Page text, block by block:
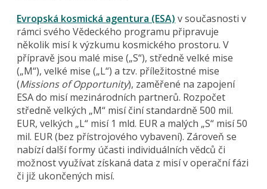
Evropská kosmická agentura (ESA) v současnosti v
rámci svého Vědeckého programu připravuje
několik misí k výzkumu kosmického prostoru. V
přípravě jsou malé mise („S“), středně velké mise
(„M“), velké mise („L“) a tzv. příležitostné mise
(Missions of Opportunity), zaměřené na zapojení
ESA do misí mezinárodních partnerů. Rozpočet
středně velkých „M“ misí činí standardně 500 mil.
EUR, velkých „L“ misí 1 mld. EUR a malých „S“ misí 50
mil. EUR (bez přístrojového vybavení). Zároveň se
nabízí další formy účasti individuálních vědců či
možnost využívat získaná data z misí v operační fázi
či již ukončených misí.